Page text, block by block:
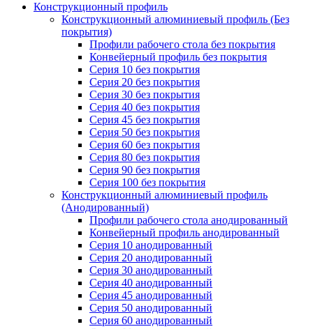
Конструкционный профиль
Конструкционный алюминиевый профиль (Без
покрытия)
Профили рабочего стола без покрытия
Конвейерный профиль без покрытия
Серия 10 без покрытия
Серия 20 без покрытия
Серия 30 без покрытия
Серия 40 без покрытия
Серия 45 без покрытия
Серия 50 без покрытия
Серия 60 без покрытия
Серия 80 без покрытия
Серия 90 без покрытия
Серия 100 без покрытия
Конструкционный алюминиевый профиль
(Анодированный)
Профили рабочего стола анодированный
Конвейерный профиль анодированный
Серия 10 анодированный
Серия 20 анодированный
Серия 30 анодированный
Серия 40 анодированный
Серия 45 анодированный
Серия 50 анодированный
Серия 60 анодированный